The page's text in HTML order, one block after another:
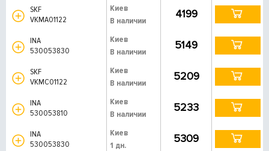
SKF
VKMA01122
Киев
В наличии
4199
INA
530053830
Киев
В наличии
5149
SKF
VKMC01122
Киев
В наличии
5209
INA
530053810
Киев
В наличии
5233
INA
530053830
Киев
1 дн.
5309